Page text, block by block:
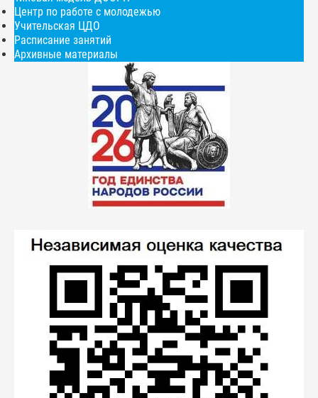
Центр по работе с молодежью
Учительская ЦДО
Расписание занятий
Архивные материалы